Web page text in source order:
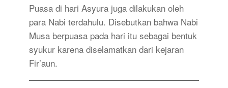
Puasa di hari Asyura juga dilakukan oleh
para Nabi terdahulu. Disebutkan bahwa Nabi
Musa berpuasa pada hari itu sebagai bentuk
syukur karena diselamatkan dari kejaran
Fir’aun.